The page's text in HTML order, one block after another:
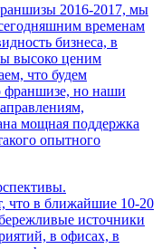
2016-2017, мы
временам
бизнеса, в
высоко ценим
что будем
франшизе, но наши
мощная поддержка
опытного
что в ближайшие 10-20
источники
в офисах, в